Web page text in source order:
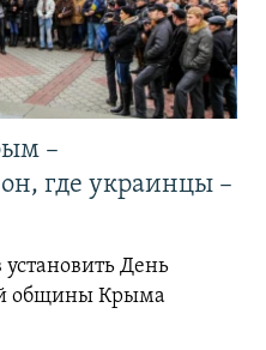
–
где украинцы –
установить День
общины Крыма